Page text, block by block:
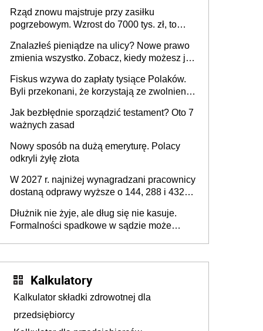
Rząd znowu majstruje przy zasiłku
pogrzebowym. Wzrost do 7000 tys. zł, to
Znalazłeś pieniądze na ulicy? Nowe prawo
zmienia wszystko. Zobacz, kiedy możesz je
Fiskus wzywa do zapłaty tysiące Polaków.
Byli przekonani, że korzystają ze zwolnienia
Jak bezbłędnie sporządzić testament? Oto 7
ważnych zasad
Nowy sposób na dużą emeryturę. Polacy
odkryli żyłę złota
W 2027 r. najniżej wynagradzani pracownicy
dostaną odprawy wyższe o 144, 288 i 432
Dłużnik nie żyje, ale dług się nie kasuje.
Formalności spadkowe w sądzie może
Kalkulatory
Kalkulator składki zdrowotnej dla
przedsiębiorcy